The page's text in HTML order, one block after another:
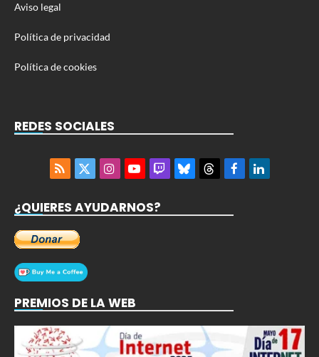
Aviso legal
Política de privacidad
Política de cookies
REDES SOCIALES
RSS
X
InstagramYouTubeTwitchBlueskyThreadsFacebookLinkedIn
¿QUIERES AYUDARNOS?
PREMIOS DE LA WEB